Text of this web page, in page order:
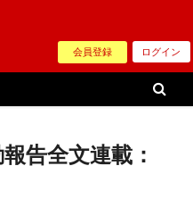
会員登録 ログイン
告全文連載：